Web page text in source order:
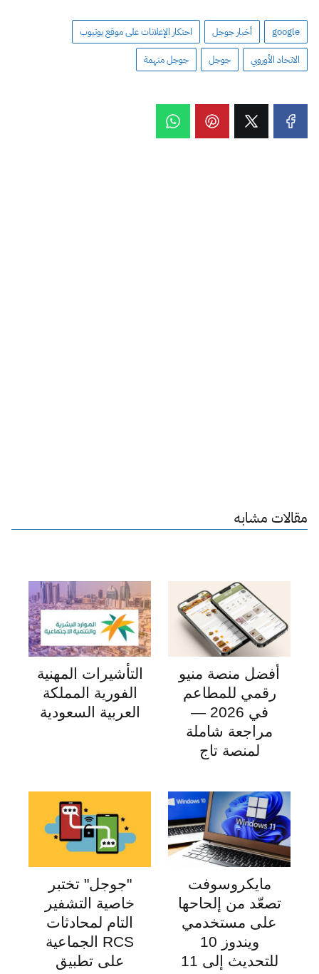
google أخبار جوجل احتكار الإعلانات على موقع يوتيوب
الاتحاد الأوروبي جوجل جوجل متهمة
مقالات مشابه
أفضل منصة منيو
رقمي للمطاعم
في 2026 —
مراجعة شاملة
لمنصة تاج
التأشيرات المهنية
الفورية المملكة
العربية السعودية
مايكروسوفت
تصعّد من إلحاحها
على مستخدمي
ويندوز 10
للتحديث إلى 11
"جوجل" تختبر
خاصية التشفير
التام لمحادثات
RCS الجماعية
على تطبيق